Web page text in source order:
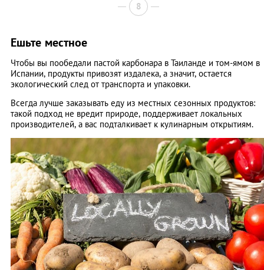
8
Ешьте местное
Чтобы вы пообедали пастой карбонара в Таиланде и том-ямом в
Испании, продукты привозят издалека, а значит, остается
экологический след от транспорта и упаковки.
Всегда лучше заказывать еду из местных сезонных продуктов:
такой подход не вредит природе, поддерживает локальных
производителей, а вас подталкивает к кулинарным открытиям.